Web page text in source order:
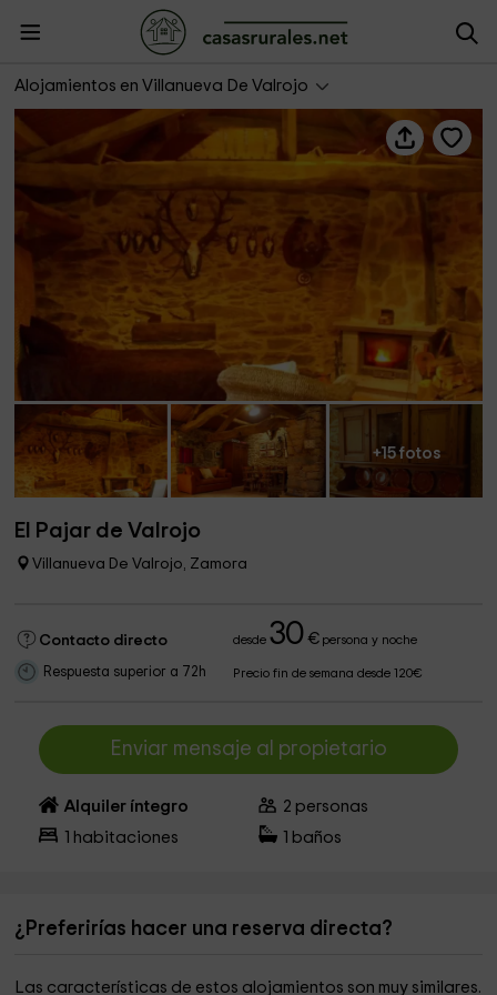
Alojamientos en Villanueva De Valrojo
+15 fotos
El Pajar de Valrojo
Villanueva De Valrojo, Zamora
Contacto directo desde30 €persona y noche
Respuesta superior a 72h Precio fin de semana desde 120€
Enviar mensaje al propietario
Alquiler íntegro 2 personas
habitaciones baños
¿Preferirías hacer una reserva directa?
Las características de estos alojamientos son muy similares.